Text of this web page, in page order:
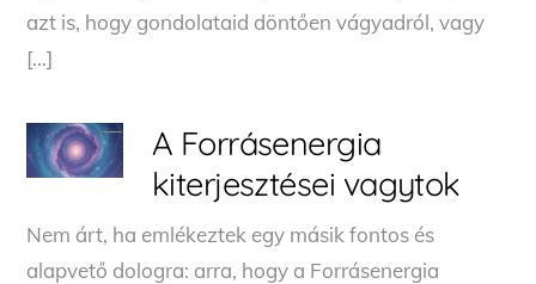
azt is, hogy gondolataid döntően vágyadról, vagy
[…]
A Forrásenergia
kiterjesztései vagytok
Nem árt, ha emlékeztek egy másik fontos és
alapvető dologra: arra, hogy a Forrásenergia